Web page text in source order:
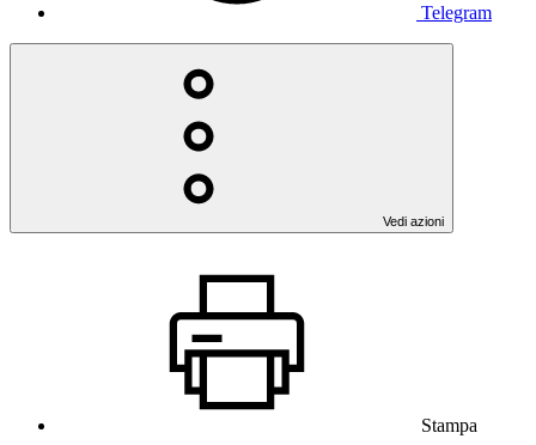
Telegram
Vedi azioni
Stampa